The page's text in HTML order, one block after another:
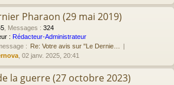
Pharaon (29 mai 2019)
Messages : 324
: Rédacteur-Administrateur
: Re: Votre avis sur "Le Dernie…
, 02 janv. 2025, 20:41
la guerre (27 octobre 2023)